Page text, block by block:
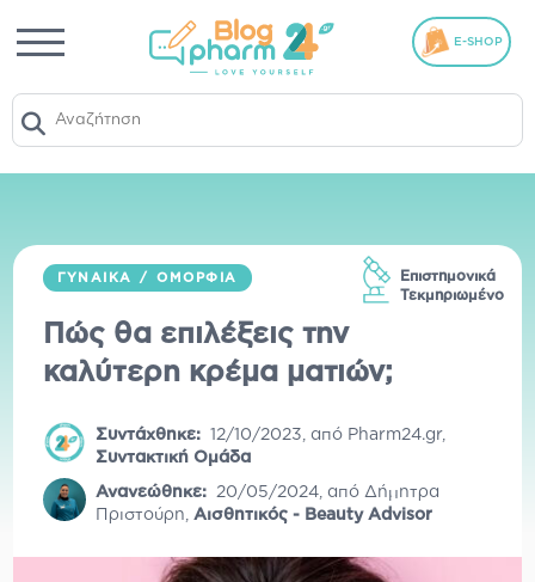
E-SHOP
ΓΥΝΑΊΚΑ / ΟΜΟΡΦΙΆ
Πώς θα επιλέξεις την
καλύτερη κρέμα ματιών;
Συντάχθηκε: 12/10/2023,από Pharm24.gr,
Συντακτική Ομάδα
Ανανεώθηκε: 20/05/2024,απόΔήμητρα
Πριστούρη,Αισθητικός - Beauty Advisor
Επιστημονικά
Τεκμηριωμένο